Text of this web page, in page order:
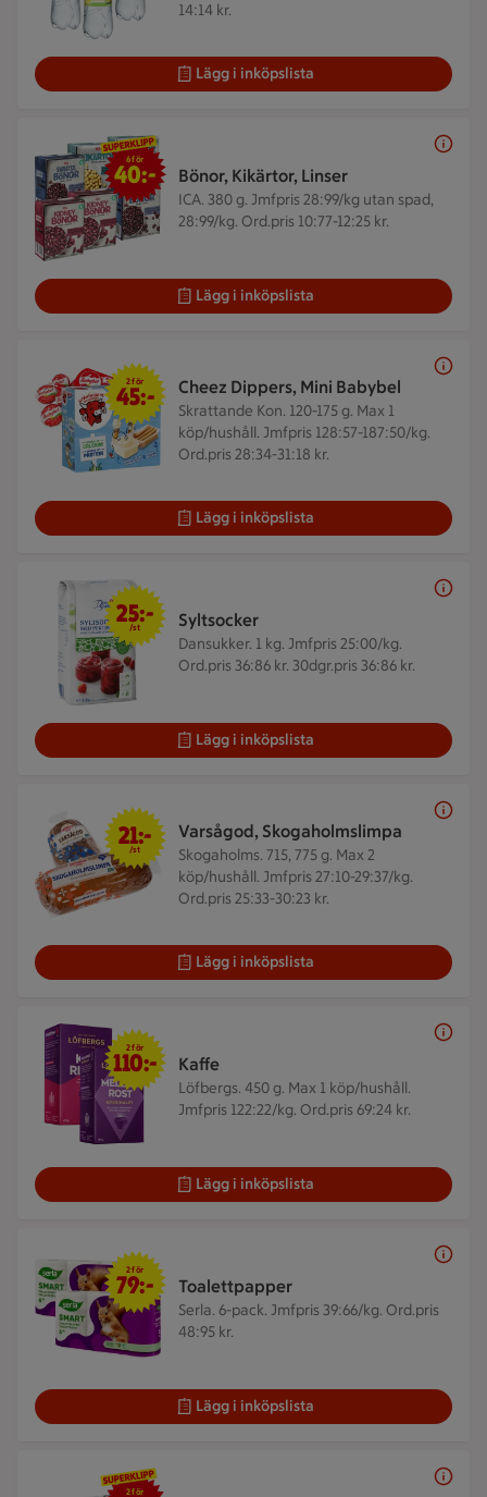
14:14 kr.
Lägg i inköpslista
Bönor, Kikärtor, Linser
ICA. 380 g. Jmfpris 28:99/kg utan spad,
28:99/kg. Ord.pris 10:77-12:25 kr.
6 för 40 kr
6 för
40:-
Lägg i inköpslista
Cheez Dippers, Mini Babybel
Skrattande Kon. 120-175 g. Max 1
köp/hushåll. Jmfpris 128:57-187:50/kg.
Ord.pris 28:34-31:18 kr.
2 för 45 kr
2 för
45:-
Lägg i inköpslista
Syltsocker
Dansukker. 1 kg. Jmfpris 25:00/kg.
Ord.pris 36:86 kr. 30dgr.pris 36:86 kr.
25 kr/st
25:-
/st
Lägg i inköpslista
Varsågod, Skogaholmslimpa
Skogaholms. 715, 775 g. Max 2
köp/hushåll. Jmfpris 27:10-29:37/kg.
Ord.pris 25:33-30:23 kr.
21 kr/st
21:-
/st
Lägg i inköpslista
Kaffe
Löfbergs. 450 g. Max 1 köp/hushåll.
Jmfpris 122:22/kg. Ord.pris 69:24 kr.
2 för 110 kr
2 för
110:-
Lägg i inköpslista
Toalettpapper
Serla. 6-pack. Jmfpris 39:66/kg. Ord.pris
48:95 kr.
2 för 79 kr
2 för
79:-
Lägg i inköpslista
2 för 25 kr
2 för